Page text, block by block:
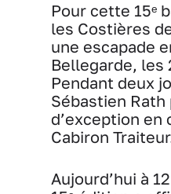
Pour cette 15ᵉ
les Costières
une escapade
Bellegarde, les
Pendant deux
Sébastien
d’exception en
Cabiron
Aujourd’hui à